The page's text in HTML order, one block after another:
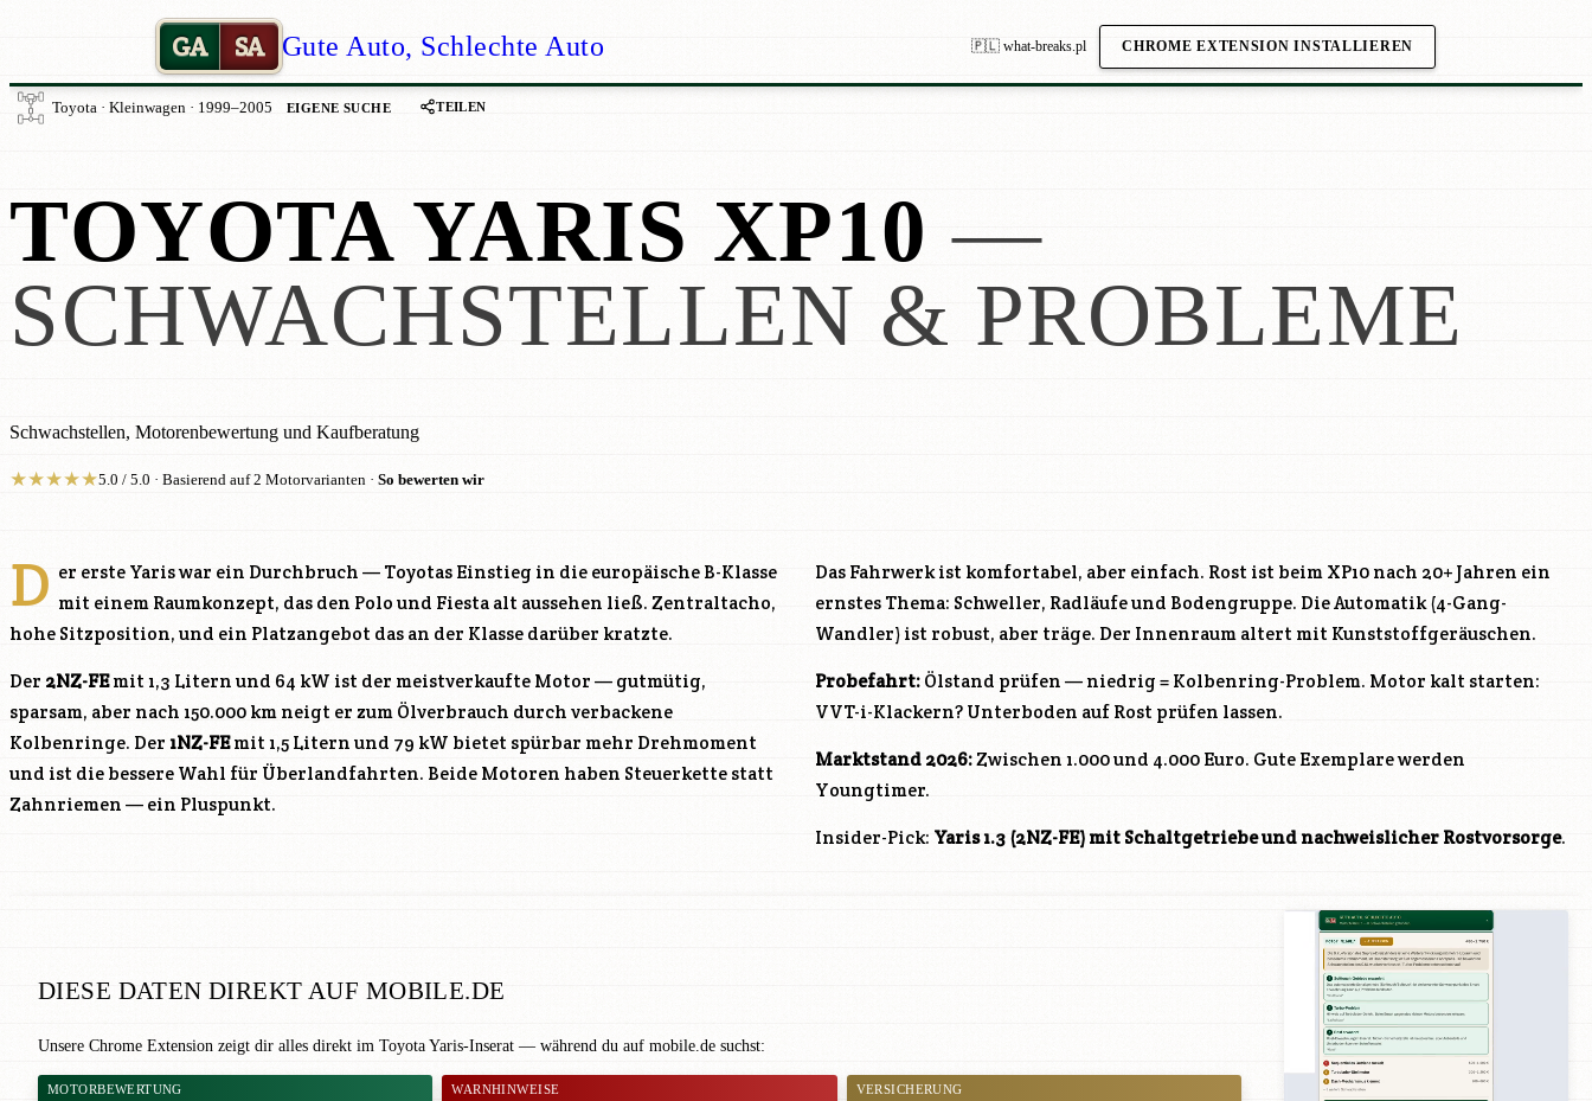
GA SA Gute Auto, Schlechte Auto 🇵🇱 what-breaks.pl CHROME EXTENSION INSTALLIEREN
Toyota · Kleinwagen · 1999–2005 EIGENE SUCHE TEILEN
TOYOTA YARIS XP10 —
SCHWACHSTELLEN & PROBLEME
Schwachstellen, Motorenbewertung und Kaufberatung
★★★★★5.0 / 5.0 · Basierend auf 2 Motorvarianten · So bewerten wir
D er erste Yaris war ein Durchbruch — Toyotas Einstieg in die europäische B-Klasse
mit einem Raumkonzept, das den Polo und Fiesta alt aussehen ließ. Zentraltacho,
hohe Sitzposition, und ein Platzangebot das an der Klasse darüber kratzte.
Der 2NZ-FEmit 1,3 Litern und 64 kW ist der meistverkaufte Motor — gutmütig,
sparsam, aber nach 150.000 km neigt er zum Ölverbrauch durch verbackene
Kolbenringe. Der 1NZ-FEmit 1,5 Litern und 79 kW bietet spürbar mehr Drehmoment
und ist die bessere Wahl für Überlandfahrten. Beide Motoren haben Steuerkette statt
Zahnriemen — ein Pluspunkt.
Das Fahrwerk ist komfortabel, aber einfach. Rost ist beim XP10 nach 20+ Jahren ein
ernstes Thema: Schweller, Radläufe und Bodengruppe. Die Automatik (4-Gang-
Wandler) ist robust, aber träge. Der Innenraum altert mit Kunststoffgeräuschen.
Probefahrt: Ölstand prüfen — niedrig = Kolbenring-Problem. Motor kalt starten:
VVT-i-Klackern? Unterboden auf Rost prüfen lassen.
Marktstand 2026:Zwischen 1.000 und 4.000 Euro. Gute Exemplare werden
Youngtimer.
Insider-Pick: Yaris 1.3 (2NZ-FE) mit Schaltgetriebe und nachweislicher Rostvorsorge.
DIESE DATEN DIREKT AUF MOBILE.DE
Unsere Chrome Extension zeigt dir alles direkt im Toyota Yaris-Inserat — während du auf mobile.de suchst:
MOTORBEWERTUNG WARNHINWEISE VERSICHERUNG